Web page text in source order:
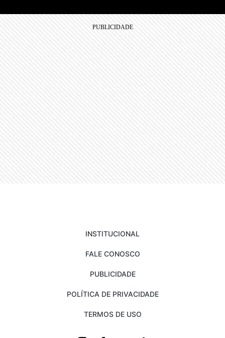
INSTITUCIONAL
FALE CONOSCO
PUBLICIDADE
POLÍTICA DE PRIVACIDADE
TERMOS DE USO